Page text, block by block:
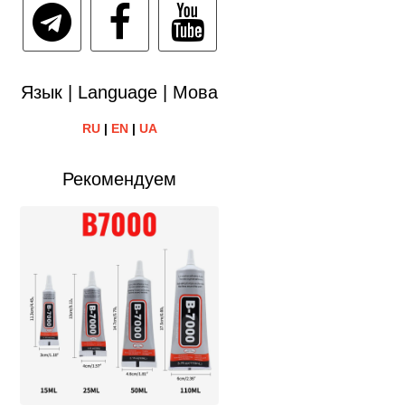
Язык | Language | Мова
RU| EN| UA
Рекомендуем